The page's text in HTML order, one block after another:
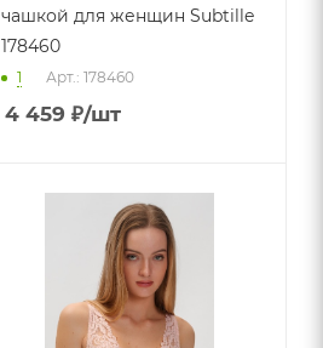
чашкой для женщин Subtille
178460
1 Арт.: 178460
4 459 ₽/шт